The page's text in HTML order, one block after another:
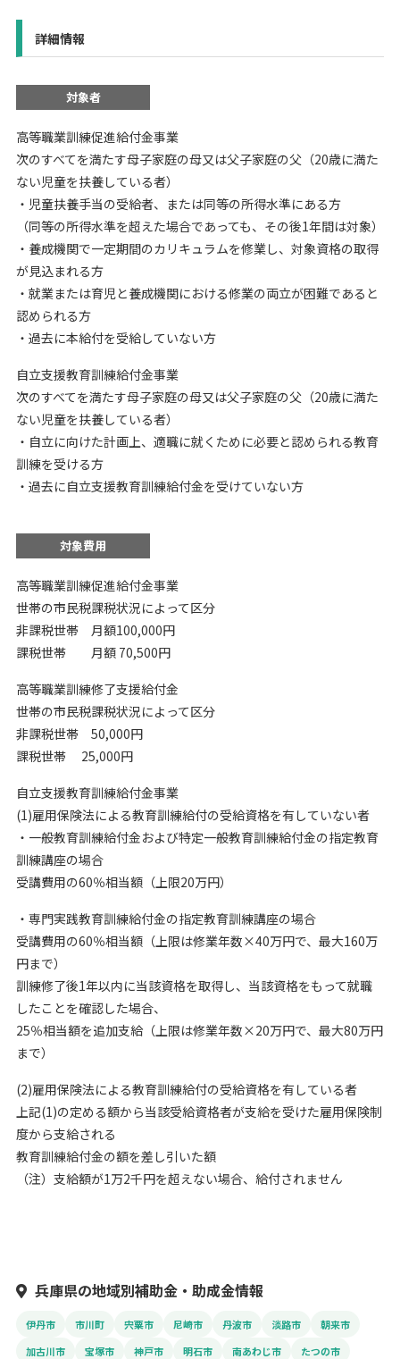
詳細情報
対象者
高等職業訓練促進給付金事業
次のすべてを満たす母子家庭の母又は父子家庭の父（20歳に満た
ない児童を扶養している者）
・児童扶養手当の受給者、または同等の所得水準にある方
（同等の所得水準を超えた場合であっても、その後1年間は対象）
・養成機関で一定期間のカリキュラムを修業し、対象資格の取得
が見込まれる方
・就業または育児と養成機関における修業の両立が困難であると
認められる方
・過去に本給付を受給していない方
自立支援教育訓練給付金事業
次のすべてを満たす母子家庭の母又は父子家庭の父（20歳に満た
ない児童を扶養している者）
・自立に向けた計画上、適職に就くために必要と認められる教育
訓練を受ける方
・過去に自立支援教育訓練給付金を受けていない方
対象費用
高等職業訓練促進給付金事業
世帯の市民税課税状況によって区分
非課税世帯 月額100,000円
課税世帯 月額 70,500円
高等職業訓練修了支援給付金
世帯の市民税課税状況によって区分
非課税世帯 50,000円
課税世帯 25,000円
自立支援教育訓練給付金事業
(1)雇用保険法による教育訓練給付の受給資格を有していない者
・一般教育訓練給付金および特定一般教育訓練給付金の指定教育
訓練講座の場合
受講費用の60％相当額（上限20万円）
・専門実践教育訓練給付金の指定教育訓練講座の場合
受講費用の60％相当額（上限は修業年数×40万円で、最大160万
円まで）
訓練修了後1年以内に当該資格を取得し、当該資格をもって就職
したことを確認した場合、
25％相当額を追加支給（上限は修業年数×20万円で、最大80万円
まで）
(2)雇用保険法による教育訓練給付の受給資格を有している者
上記(1)の定める額から当該受給資格者が支給を受けた雇用保険制
度から支給される
教育訓練給付金の額を差し引いた額
（注）支給額が1万2千円を超えない場合、給付されません
兵庫県の地域別補助金・助成金情報
伊丹市 市川町 宍粟市 尼崎市 丹波市 淡路市
朝来市
加古川市
宝塚市 神戸市 明石市 南あわじ市 たつの市